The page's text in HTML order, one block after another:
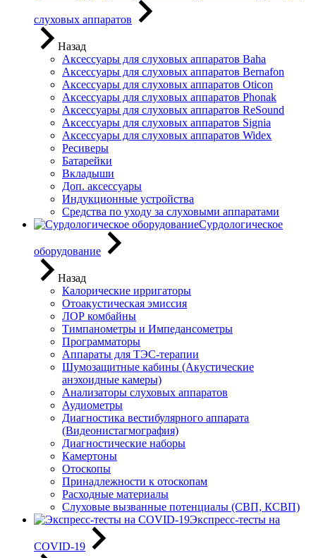
слуховых аппаратов
Назад
Аксессуары для слуховых аппаратов Baha
Аксессуары для слуховых аппаратов Bernafon
Аксессуары для слуховых аппаратов Oticon
Аксессуары для слуховых аппаратов Phonak
Аксессуары для слуховых аппаратов ReSound
Аксессуары для слуховых аппаратов Signia
Аксессуары для слуховых аппаратов Widex
Ресиверы
Батарейки
Вкладыши
Доп. аксессуары
Индукционные устройства
Средства по уходу за слуховыми аппаратами
Сурдологическое
оборудование
Назад
Калорические ирригаторы
Отоакустическая эмиссия
ЛОР комбайны
Тимпанометры и Импедансометры
Программаторы
Аппараты для ТЭС-терапии
Шумозащитные кабины (Акустические
анэхоидные камеры)
Анализаторы слуховых аппаратов
Аудиометры
Диагностика вестибулярного аппарата
(Видеонистагмография)
Диагностические наборы
Камертоны
Отоскопы
Принадлежности к отоскопам
Расходные материалы
Слуховые вызванные потенциалы (СВП, КСВП)
Экспресс-тесты на
COVID-19